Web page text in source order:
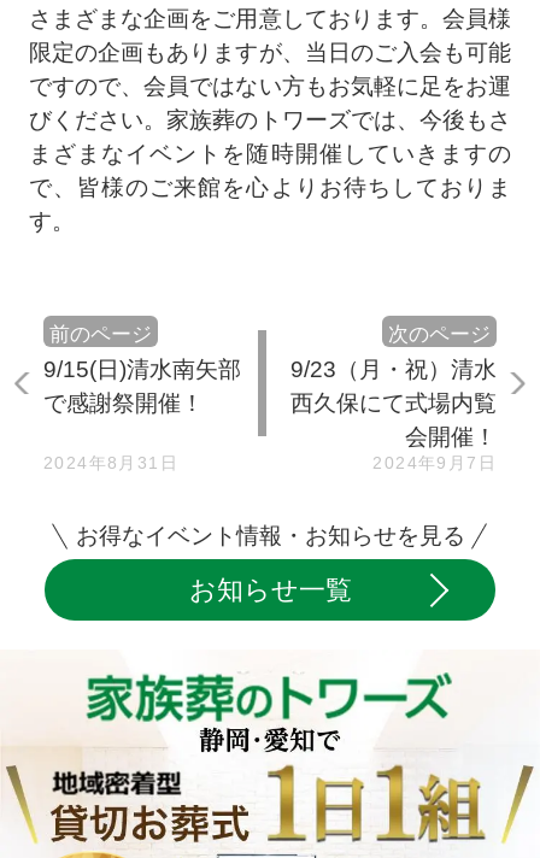
さまざまな企画をご用意しております。会員様
限定の企画もありますが、当日のご入会も可能
ですので、会員ではない方もお気軽に足をお運
びください。家族葬のトワーズでは、今後もさ
まざまなイベントを随時開催していきますの
で、皆様のご来館を心よりお待ちしておりま
す。
前のページ
9/15(日)清水南矢部
で感謝祭開催！
2024年8月31日
次のページ
9/23（月・祝）清水
西久保にて式場内覧
会開催！
2024年9月7日
お得なイベント情報・お知らせを見る
お知らせ一覧